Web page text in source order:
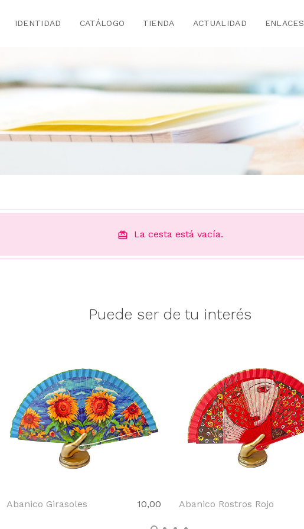
IDENTIDAD CATÁLOGO TIENDA ACTUALIDAD ENLACES
La cesta está vacía.
Puede ser de tu interés
Abanico Girasoles 10,00 Abanico Rostros Rojo